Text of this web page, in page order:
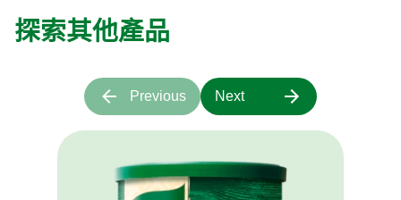
探索其他產品
Previous Next